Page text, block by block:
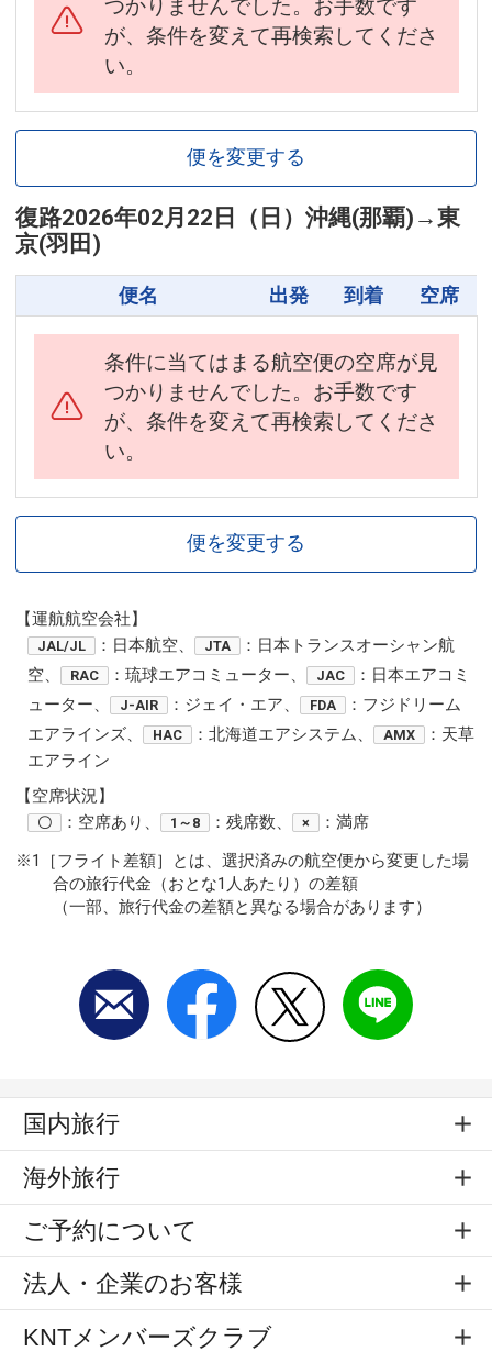
つかりませんでした。お手数です
が、条件を変えて再検索してくださ
い。
便を変更する
復路2026年02月22日（日） 沖縄(那覇) →東
京(羽田)
便名 出発 到着 空席
条件に当てはまる航空便の空席が見
つかりませんでした。お手数です
が、条件を変えて再検索してくださ
い。
便を変更する
【運航航空会社】
JAL/JL ：日本航空、 JTA
：日本トランスオーシャン航
空、
RAC ：琉球エアコミューター、 JAC
：日本エアコミ
ューター、
J-AIR ：ジェイ・エア、 FDA
：フジドリーム
エアラインズ、
HAC ：北海道エアシステム、 AMX
：天草
エアライン
【空席状況】
〇 ：空席あり、 1～8 ：残席数、 ×
：満席
※1［フライト差額］とは、選択済みの航空便から変更した場
合の旅行代金（おとな1人あたり）の差額
（一部、旅行代金の差額と異なる場合があります）
国内旅行
海外旅行
ご予約について
法人・企業のお客様
KNTメンバーズクラブ